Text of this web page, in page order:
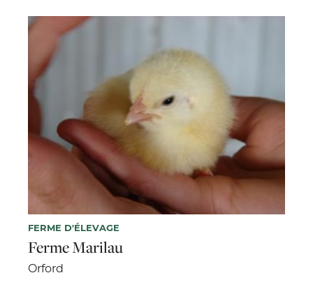
FERME D'ÉLEVAGE
Ferme Marilau
Orford